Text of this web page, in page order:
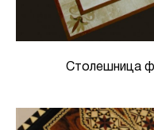
Столешница